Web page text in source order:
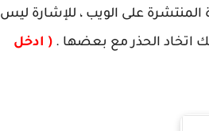
على الويب ، للإشارة ليس
اتخاد الحذر مع بعضها . ( ادخل